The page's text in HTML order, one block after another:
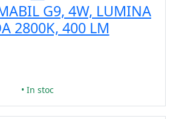
G9, 4W, LUMINA
2800K, 400 LM
• In stoc